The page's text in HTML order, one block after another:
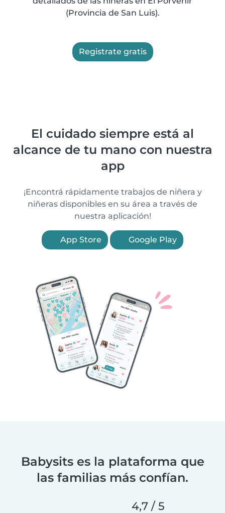
(Provincia de San Luis).
Registrate gratis
El cuidado siempre está al
alcance de tu mano con nuestra
app
¡Encontrá rápidamente trabajos de niñera y
niñeras disponibles en su área a través de
nuestra aplicación!
App Store Google Play
Babysits es la plataforma que
las familias más confían.
4,7 / 5